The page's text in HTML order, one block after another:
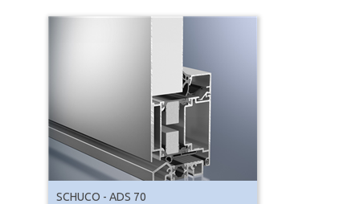
SCHUCO - ADS 70